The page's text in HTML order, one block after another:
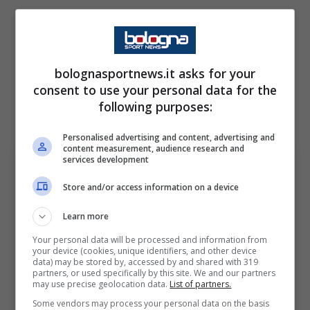
Il difensore classe 2003 ha debuttato alla
settima di campionato nel derby vinto 2-1
contro ilVenezia. Da lì in poi è stato un
crescendo, tanto che il tecnico degli scaligeri
, ne ha fatto raramente a meno.
bolognasportnews.it asks for your
consent to use your personal data for the
following purposes:
Personalised advertising and content, advertising and
content measurement, audience research and
services development
Store and/or access information on a device
Learn more
Your personal data will be processed and information from
your device (cookies, unique identifiers, and other device
data) may be stored by, accessed by and shared with 319
partners, or used specifically by this site. We and our partners
may use precise geolocation data. List of partners.
Some vendors may process your personal data on the basis